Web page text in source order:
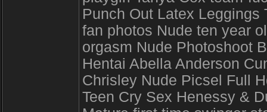
Punch Out Latex
fan photos Nude ten year
orgasm Nude Photoshoot
Hentai Abella Anderson
Chrisley Nude Picsel Full
Teen Cry Sex Henessy &